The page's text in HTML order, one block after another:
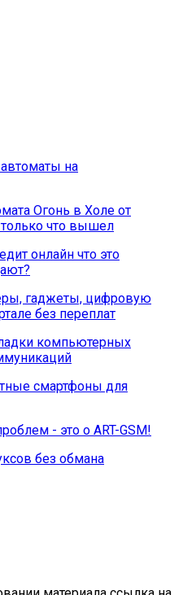
на
Огонь в Холе от
что вышел
онлайн что это
гаджеты, цифровую
без переплат
компьютерных
смартфоны для
- это о ART-GSM!
без обмана